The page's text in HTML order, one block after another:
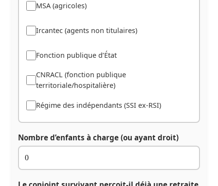
MSA (agricoles)
Ircantec (agents non titulaires)
Fonction publique d’État
CNRACL (fonction publique
territoriale/hospitalière)
Régime des indépendants (SSI ex-RSI)
Nombre d’enfants à charge (ou ayant droit)